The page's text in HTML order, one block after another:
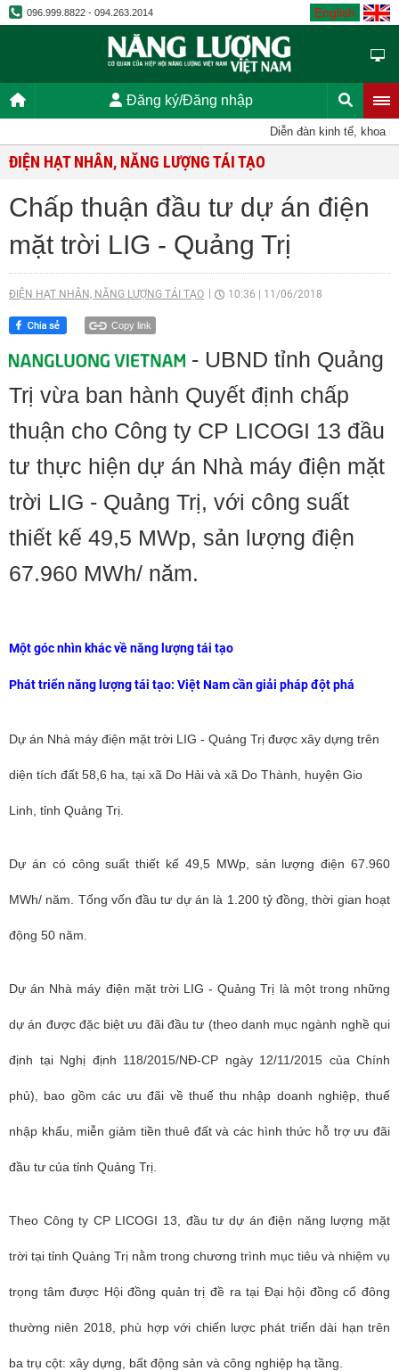
096.999.8822 - 094.263.2014 English
Đăng ký/Đăng nhập
Diễn đàn kinh tế, khoa
ĐIỆN HẠT NHÂN, NĂNG LƯỢNG TÁI TẠO
Chấp thuận đầu tư dự án điện
mặt trời LIG - Quảng Trị
ĐIỆN HẠT NHÂN, NĂNG LƯỢNG TÁI TẠO 10:36 11/06/2018
Copy link
- UBND tỉnh Quảng
Trị vừa ban hành Quyết định chấp
thuận cho Công ty CP LICOGI 13 đầu
tư thực hiện dự án Nhà máy điện mặt
trời LIG - Quảng Trị, với công suất
thiết kế 49,5 MWp, sản lượng điện
67.960 MWh/ năm.
Một góc nhìn khác về năng lượng tái tạo
Phát triển năng lượng tái tạo: Việt Nam cần giải pháp đột phá
Dự án Nhà máy điện mặt trời LIG - Quảng Trị được xây dựng trên
diện tích đất 58,6 ha, tại xã Do Hải và xã Do Thành, huyện Gio
Linh, tỉnh Quảng Trị.
Dự án có công suất thiết kế 49,5 MWp, sản lượng điện 67.960
MWh/ năm. Tổng vốn đầu tư dự án là 1.200 tỷ đồng, thời gian hoạt
động 50 năm.
Dự án Nhà máy điện mặt trời LIG - Quảng Trị là một trong những
dự án được đặc biệt ưu đãi đầu tư (theo danh mục ngành nghề qui
định tại Nghị định 118/2015/NĐ-CP ngày 12/11/2015 của Chính
phủ), bao gồm các ưu đãi về thuế thu nhập doanh nghiệp, thuế
nhập khẩu, miễn giảm tiền thuê đất và các hình thức hỗ trợ ưu đãi
đầu tư của tỉnh Quảng Trị.
Theo Công ty CP LICOGI 13, đầu tư dự án điện năng lượng mặt
trời tại tỉnh Quảng Trị nằm trong chương trình mục tiêu và nhiệm vụ
trọng tâm được Hội đồng quản trị đề ra tại Đại hội đồng cổ đông
thường niên 2018, phù hợp với chiến lược phát triển dài hạn trên
ba trụ cột: xây dựng, bất động sản và công nghiệp hạ tầng.